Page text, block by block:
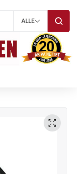
ALLE